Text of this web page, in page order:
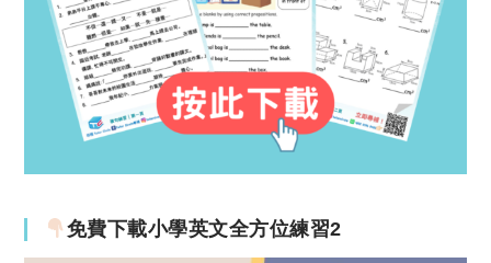
免費下載小學英文全方位練習2